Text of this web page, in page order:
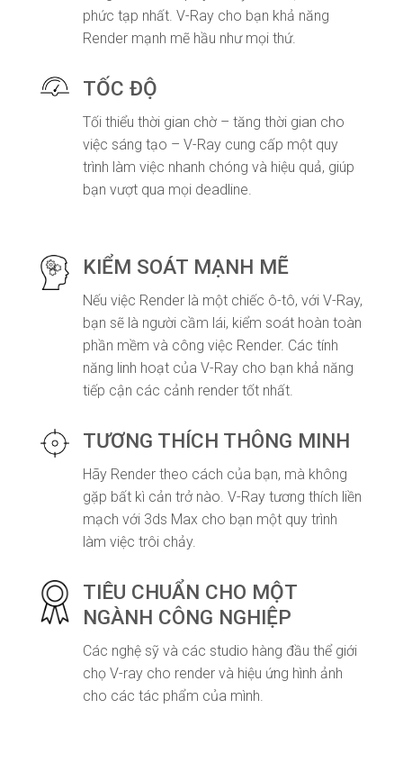
phức tạp nhất. V-Ray cho bạn khả năng
Render mạnh mẽ hầu như mọi thứ.
TỐC ĐỘ
Tối thiểu thời gian chờ – tăng thời gian cho
việc sáng tạo – V-Ray cung cấp một quy
trình làm việc nhanh chóng và hiệu quả, giúp
bạn vượt qua mọi deadline.
KIỂM SOÁT MẠNH MẼ
Nếu việc Render là một chiếc ô-tô, với V-Ray,
bạn sẽ là người cầm lái, kiểm soát hoàn toàn
phần mềm và công việc Render. Các tính
năng linh hoạt của V-Ray cho bạn khả năng
tiếp cận các cảnh render tốt nhất.
TƯƠNG THÍCH THÔNG MINH
Hãy Render theo cách của bạn, mà không
gặp bất kì cản trở nào. V-Ray tương thích liền
mạch với 3ds Max cho bạn một quy trình
làm việc trôi chảy.
TIÊU CHUẨN CHO MỘT
NGÀNH CÔNG NGHIỆP
Các nghệ sỹ và các studio hàng đầu thể giới
chọ V-ray cho render và hiệu ứng hình ảnh
cho các tác phẩm của mình.